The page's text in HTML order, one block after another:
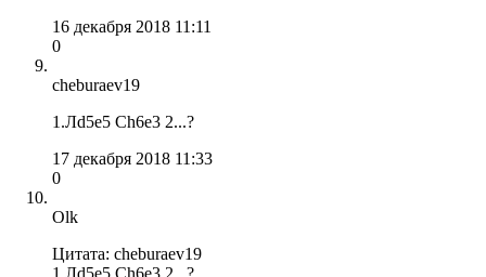
16 декабря 2018 11:11
0
cheburaev19
1.Лd5e5 Ch6e3 2...?
17 декабря 2018 11:33
0
Olk
Цитата: cheburaev19
1.Лd5e5 Ch6e3 2...?